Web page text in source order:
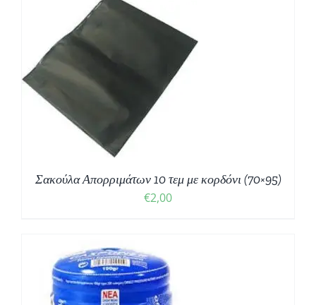
Σακούλα Απορριμάτων 10 τεμ με κορδόνι (70×95)
€2,00